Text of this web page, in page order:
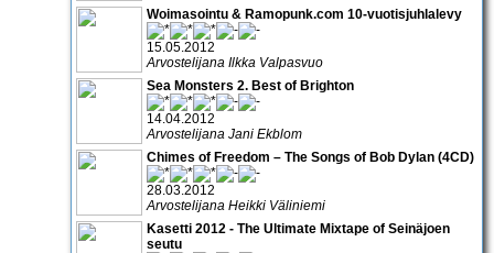
Woimasointu & Ramopunk.com 10-vuotisjuhlalevy
15.05.2012
Arvostelijana Ilkka Valpasvuo
Sea Monsters 2. Best of Brighton
14.04.2012
Arvostelijana Jani Ekblom
Chimes of Freedom – The Songs of Bob Dylan (4CD)
28.03.2012
Arvostelijana Heikki Väliniemi
Kasetti 2012 - The Ultimate Mixtape of Seinäjoen
seutu